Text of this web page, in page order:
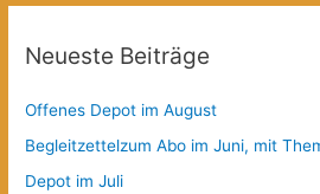
Neueste Beiträge
Offenes Depot im August
Begleitzettelzum Abo im Juni, mit
Depot im Juli